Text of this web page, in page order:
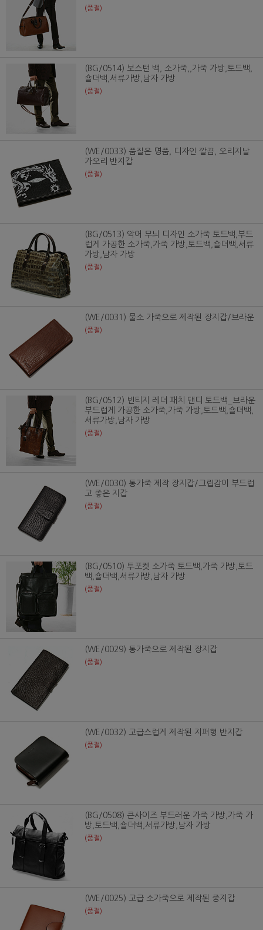
(품절)
(BG/0514) 보스턴 백, 소가죽,,가죽 가방,토드백,
숄더백,서류가방,남자 가방
(품절)
(WE/0033) 품질은 명품, 디자인 깔끔, 오리지날
가오리 반지갑
(품절)
(BG/0513) 악어 무늬 디자인 소가죽 토드백,부드
럽게 가공한 소가죽,가죽 가방,토드백,숄더백,서류
가방,남자 가방
(품절)
(WE/0031) 물소 가죽으로 제작된 장지갑/브라운
(품절)
(BG/0512) 빈티지 레더 패치 댄디 토드백_브라운
부드럽게 가공한 소가죽,가죽 가방,토드백,숄더백,
서류가방,남자 가방
(품절)
(WE/0030) 통가죽 제작 장지갑/그립감이 부드럽
고 좋은 지갑
(품절)
(BG/0510) 투포켓 소가죽 토드백,가죽 가방,토드
백,숄더백,서류가방,남자 가방
(품절)
(WE/0029) 통가죽으로 제작된 장지갑
(품절)
(WE/0032) 고급스럽게 제작된 지퍼형 반지갑
(품절)
(BG/0508) 큰사이즈 부드러운 가죽 가방,가죽 가
방,토드백,숄더백,서류가방,남자 가방
(품절)
(WE/0025) 고급 소가죽으로 제작된 중지갑
(품절)